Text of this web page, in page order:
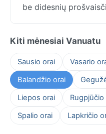
be didesnių
Kiti mėnesiai Vanuatu
Sausio orai Vasario
Balandžio orai
Liepos orai
Rugpjūčio
Spalio orai
Lapkričio